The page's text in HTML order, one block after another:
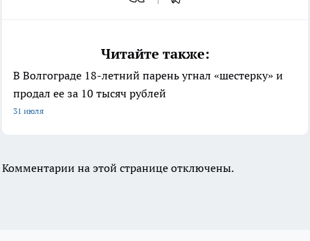
Читайте также:
В Волгограде 18-летний парень угнал «шестерку» и
продал ее за 10 тысяч рублей
31 июля
Комментарии на этой странице отключены.